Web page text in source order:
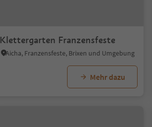
Klettergarten Franzensfeste
Aicha, Franzensfeste, Brixen und Umgebung
Mehr dazu